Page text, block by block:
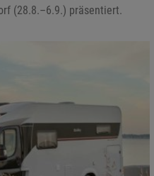
(28.8.–6.9.) präsentiert.